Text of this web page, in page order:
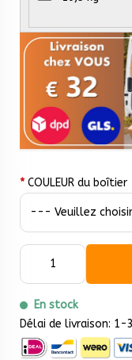
* COULEUR du boîtier
En stock
Délai de livraison: 1-